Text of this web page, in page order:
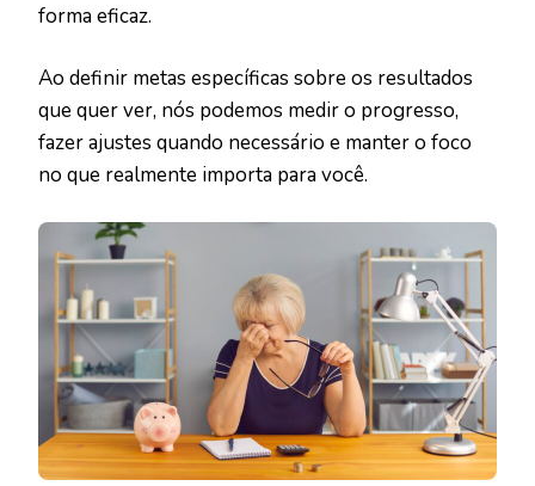
forma eficaz.
Ao definir metas específicas sobre os resultados
que quer ver, nós podemos medir o progresso,
fazer ajustes quando necessário e manter o foco
no que realmente importa para você.